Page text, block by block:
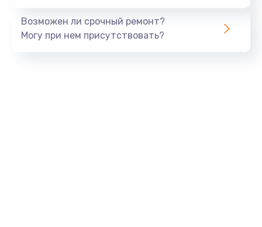
Возможен ли срочный ремонт?
Могу при нем присутствовать?